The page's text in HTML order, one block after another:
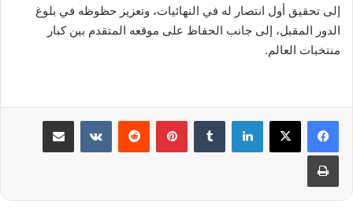
إلى تحقيق أول انتصار له في النهائيات، وتعزيز حظوظه في بلوغ
الدور المقبل، إلى جانب الحفاظ على موقعه المتقدم بين كبار
منتخبات العالم.
لينكدإن بينتيريست مشاركة عبر البريد
طباعة